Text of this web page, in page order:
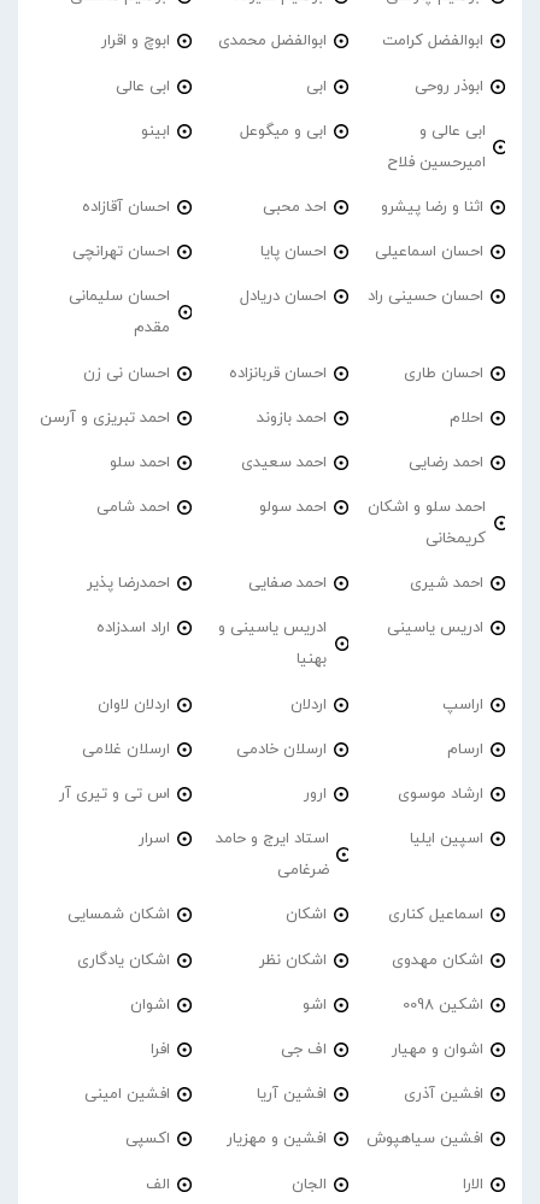
ابوالفضل کرامت ابوالفضل محمدی ابوچ و اقرار
ابوذر روحی ابی ابی عالی
ابی عالی و
امیرحسین فلاح
ابی و میگوعل ابینو
اثنا و رضا پیشرو احد محبی احسان آقازاده
احسان اسماعیلی احسان پایا احسان تهرانچی
احسان حسینی راد احسان دریادل
احسان سلیمانی
مقدم
احسان طاری احسان قربانزاده احسان نی زن
احلام احمد بازوند احمد تبریزی و آرسن
احمد‌ رضایی احمد سعیدی احمد سلو
احمد سلو و اشکان
کریمخانی
احمد سولو احمد شامی
احمد شیری احمد صفایی احمدرضا پذیر
ادریس یاسینی
ادریس یاسینی و
بهنیا
اراد اسدزاده
اراسپ اردلان اردلان لاوان
ارسام ارسلان خادمی ارسلان غلامی
ارشاد موسوی ارور اس تی و تیری آر
اسپین ایلیا
استاد ایرج و حامد
ضرغامی
اسرار
اسماعیل کناری اشکان اشکان شمسایی
اشکان مهدوی اشکان نظر اشکان یادگاری
اشکین 0098 اشو اشوان
اشوان و مهیار اف جی افرا
افشین آذری افشین آریا افشین امینی
افشین سیاهپوش افشین و مهزیار اکسپی
الارا الجان الف